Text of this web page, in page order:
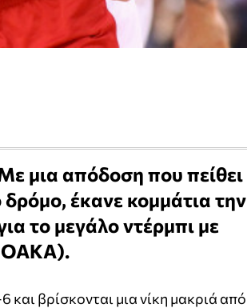
μια απόδοση που πείθει
έκανε κομμάτια την
το μεγάλο ντέρμπι με
ΟΑΚΑ).
βρίσκονται μια νίκη μακριά από